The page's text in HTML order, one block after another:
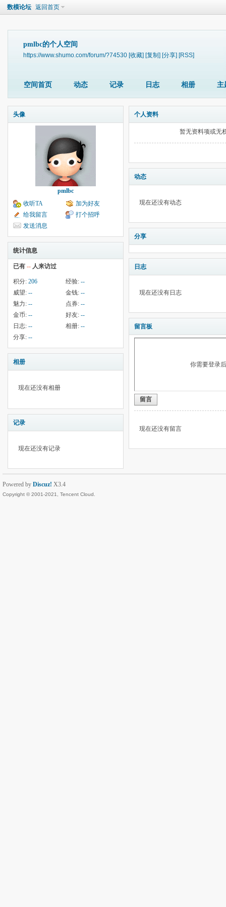
数模论坛 返回首页
pmlbc的个人空间
https://www.shumo.com/forum/?74530 [收藏] [复制] [分享] [RSS]
空间首页 动态 记录 日志 相册 主
头像
pmlbc
收听TA
加为好友
给我留言
打个招呼
发送消息
统计信息
已有 -- 人来访过
积分: 206 经验: --
威望: -- 金钱: --
魅力: -- 点券: --
金币: -- 好友: --
日志: -- 相册: --
分享: --
相册
现在还没有相册
记录
现在还没有记录
个人资料
暂无资料项或无
动态
现在还没有动态
分享
日志
现在还没有日志
留言板
你需要登录
留言
现在还没有留言
Powered by Discuz! X3.4
Copyright © 2001-2021, Tencent Cloud.